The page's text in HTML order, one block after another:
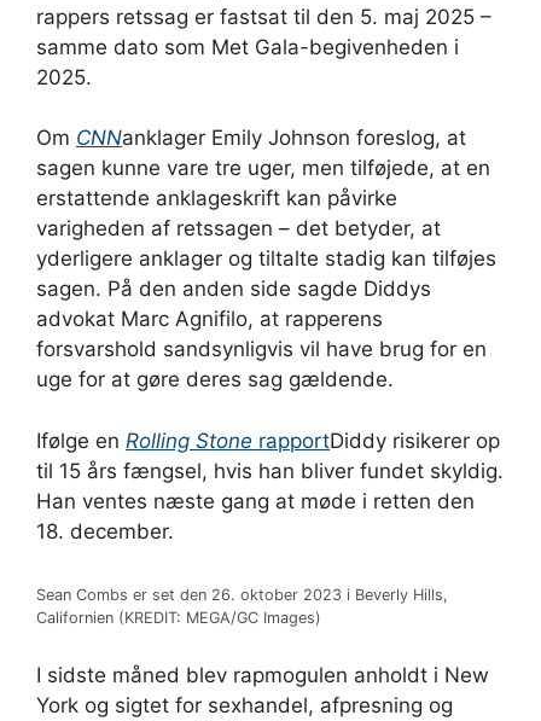
rappers retssag er fastsat til den 5. maj 2025 –
samme dato som Met Gala-begivenheden i
2025.
Om CNNanklager Emily Johnson foreslog, at
sagen kunne vare tre uger, men tilføjede, at en
erstattende anklageskrift kan påvirke
varigheden af ​​retssagen – det betyder, at
yderligere anklager og tiltalte stadig kan tilføjes
sagen. På den anden side sagde Diddys
advokat Marc Agnifilo, at rapperens
forsvarshold sandsynligvis vil have brug for en
uge for at gøre deres sag gældende.
Ifølge en Rolling Stone rapportDiddy risikerer op
til 15 års fængsel, hvis han bliver fundet skyldig.
Han ventes næste gang at møde i retten den
18. december.
Sean Combs er set den 26. oktober 2023 i Beverly Hills,
Californien (KREDIT: MEGA/GC Images)
I sidste måned blev rapmogulen anholdt i New
York og sigtet for sexhandel, afpresning og